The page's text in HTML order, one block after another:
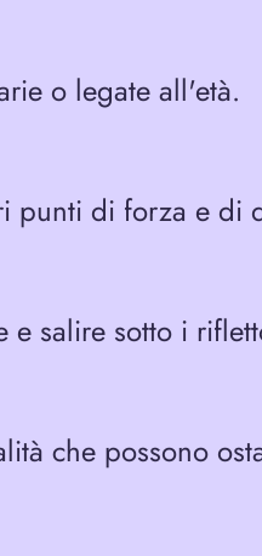
o legate all'età.
punti di forza e di
e salire sotto i
che possono